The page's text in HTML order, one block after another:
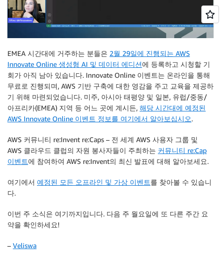
EMEA 시간대에 거주하는 분들은 2월 29일에 진행되는 AWS
Innovate Online 생성형 AI 및 데이터 에디션에 등록하고 시청할 기
회가 아직 남아 있습니다. Innovate Online 이벤트는 온라인을 통해
무료로 진행되며, AWS 기반 구축에 대한 영감을 주고 교육을 제공하
기 위해 마련되었습니다. 미주, 아시아 태평양 및 일본, 유럽/중동/
아프리카(EMEA) 지역 등 어느 곳에 계시든, 해당 시간대에 예정된
AWS Innovate Online 이벤트 정보를 여기에서 알아보십시오.
AWS 커뮤니티 re:Invent re:Caps – 전 세계 AWS 사용자 그룹 및
AWS 클라우드 클럽의 자원 봉사자들이 주최하는 커뮤니티 re:Cap
이벤트에 참여하여 AWS re:Invent의 최신 발표에 대해 알아보세요.
여기에서 예정된 모든 오프라인 및 가상 이벤트를 찾아볼 수 있습니
다.
이번 주 소식은 여기까지입니다. 다음 주 월요일에 또 다른 주간 요
약을 확인하세요!
– Veliswa